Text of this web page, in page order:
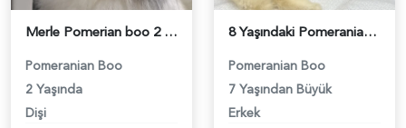
Merle Pomerian boo 2 Yaşında Eş Arıyor - 118984377
Pomeranian Boo
2 Yaşında
Dişi
8 Yaşındaki Pomeranian Oğlumuza Eş Arıyoruz - 118984354
Pomeranian Boo
7 Yaşından Büyük
Erkek